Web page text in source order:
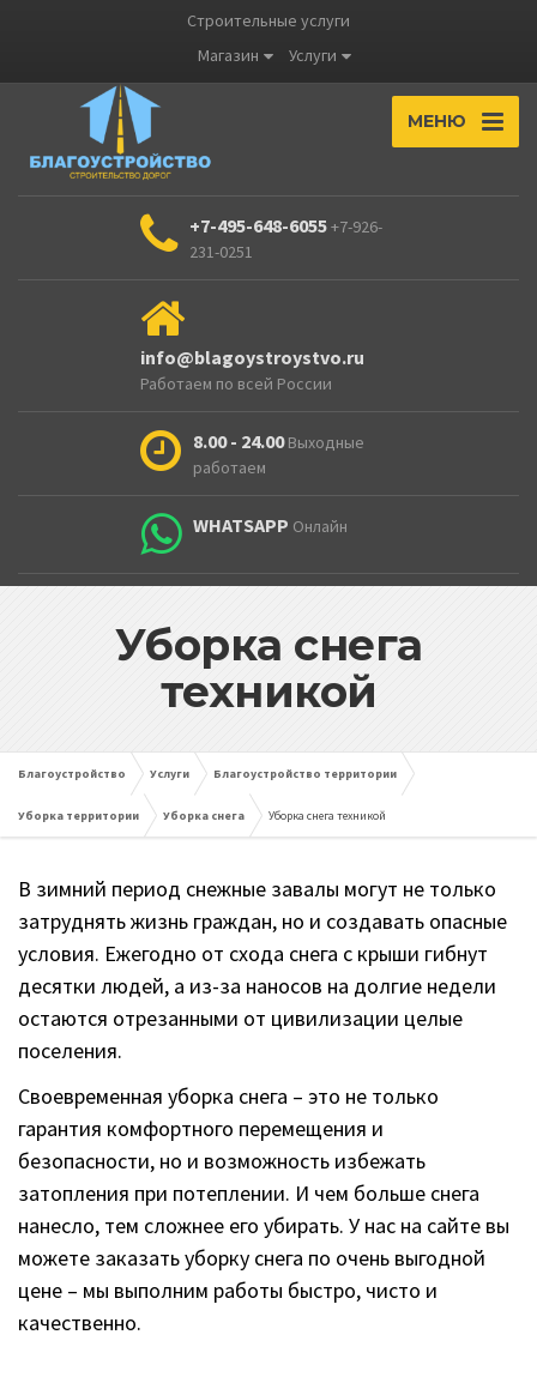
Строительные услуги
Магазин
Услуги
МЕНЮ
+7-495-648-6055+7-926-
231-0251
info@blagoystroystvo.ru
Работаем по всей России
8.00 - 24.00 Выходные
работаем
WHATSAPP Онлайн
Уборка снега
техникой
Благоустройство Услуги Благоустройство территории
Уборка территории Уборка снега Уборка снега техникой
В зимний период снежные завалы могут не только
затруднять жизнь граждан, но и создавать опасные
условия. Ежегодно от схода снега с крыши гибнут
десятки людей, а из-за наносов на долгие недели
остаются отрезанными от цивилизации целые
поселения.
Своевременная уборка снега – это не только
гарантия комфортного перемещения и
безопасности, но и возможность избежать
затопления при потеплении. И чем больше снега
нанесло, тем сложнее его убирать. У нас на сайте вы
можете заказать уборку снега по очень выгодной
цене – мы выполним работы быстро, чисто и
качественно.